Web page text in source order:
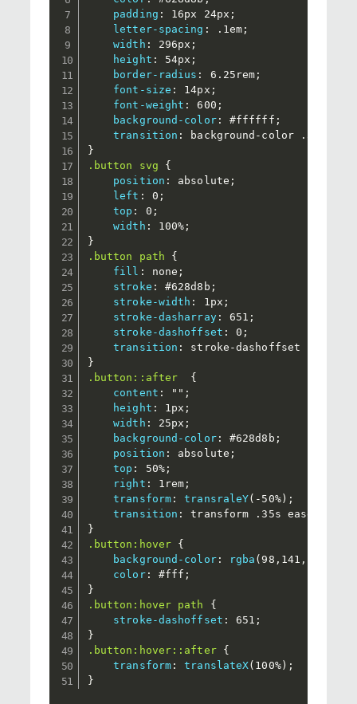
padding : 16px 24px ;
letter-spacing : .1em ;
width : 296px ;
height : 54px ;
border-radius : 6.25rem ;
font-size : 14px ;
font-weight : 600 ;
background-color: #ffffff ;
transition :
background-color .5s
}
.button svg
{
position : absolute ;
left : 0 ;
top : 0 ;
width : 100% ;
}
.button path
{
fill : none ;
stroke : #628d8b ;
stroke-width : 1px ;
stroke-dasharray: 651 ;
stroke-dashoffset : 0 ;
transition :
stroke-dashoffset .6s
}
.button::after
{
content : "" ;
height : 1px ;
width : 25px ;
background-color: #628d8b ;
position : absolute ;
top : 50%;
right : 1rem ;
transform : transraleY( -50%) ;
transition :
transform .35s ease-in-
}
.button:hover {
background-color: rgba ( 98 , 141 ,
color: #fff ;
}
.button:hover path
{
stroke-dashoffset : 651 ;
}
.button:hover::after
{
transform : translateX( 100%) ;
}